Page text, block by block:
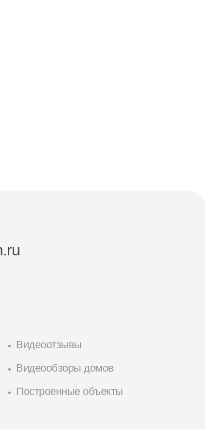
Видеоотзывы
Видеообзоры домов
Построенные объекты